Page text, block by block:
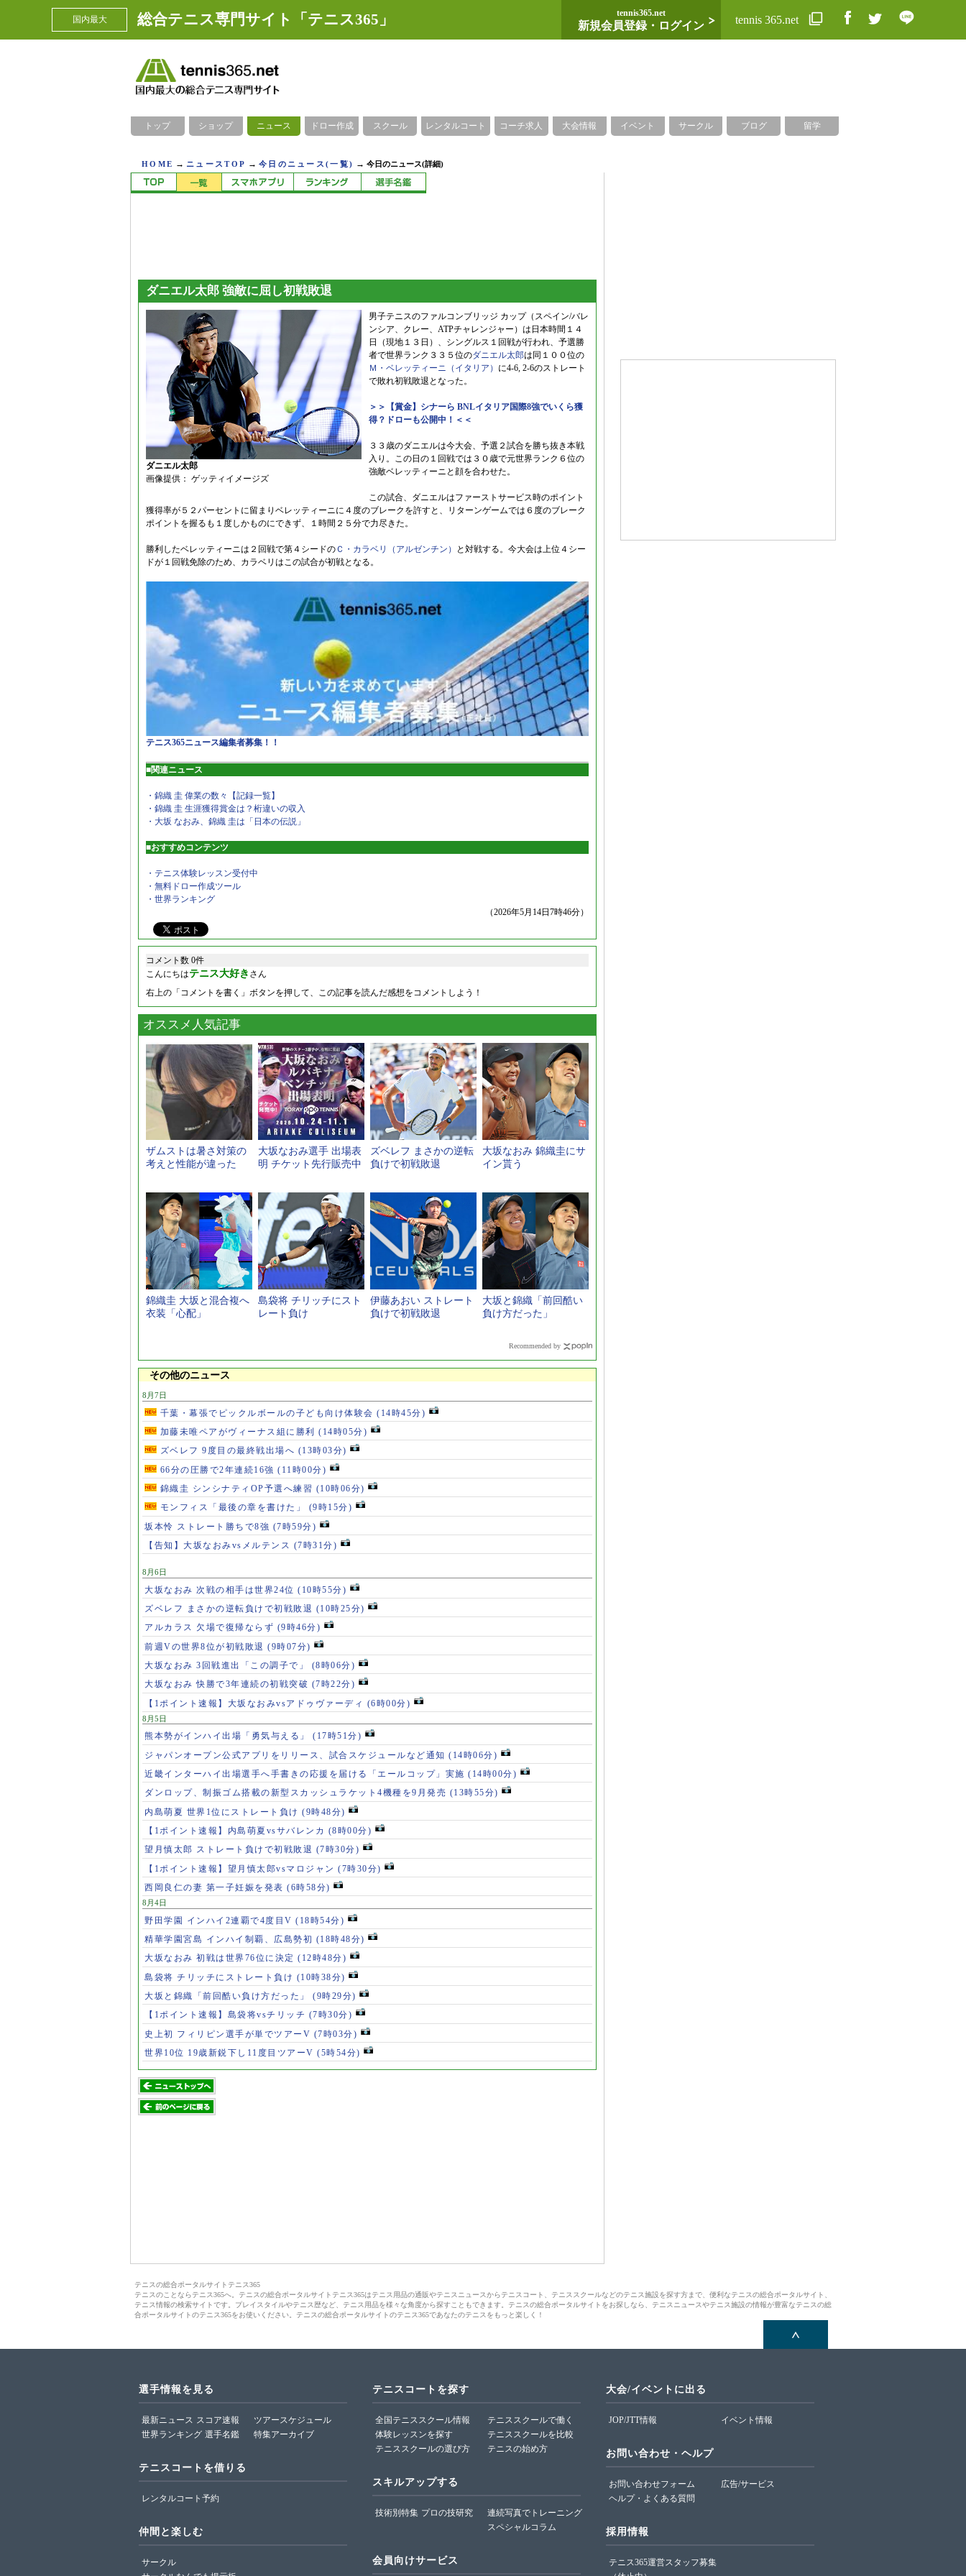
国内最大 総合テニス専門サイト「テニス365」 tennis365.net
新規会員登録・ログイン tennis 365.net
トップ ショップ ニュース ドロー作成 スクール レンタルコート コーチ求人 大会情報 イベント サークル ブログ 留学
HOME → ニュースTOP →今日のニュース(一覧) →今日のニュース(詳細)
ダニエル太郎 強敵に屈し初戦敗退
ダニエル太郎
画像提供： ゲッティイメージズ
男子テニスのファルコンブリッジ カップ（スペイン/バレ
ンシア、クレー、ATPチャレンジャー）は日本時間１４
日（現地１３日）、シングルス１回戦が行われ、予選勝
者で世界ランク３３５位のダニエル太郎は同１００位の
Ｍ・ベレッティーニ（イタリア） に4-6, 2-6のストレート
で敗れ初戦敗退となった。
＞＞【賞金】シナーら BNLイタリア国際8強でいくら獲
得？ドローも公開中！＜＜
３３歳のダニエルは今大会、予選２試合を勝ち抜き本戦
入り。この日の１回戦では３０歳で元世界ランク６位の
強敵ベレッティーニと顔を合わせた。
この試合、ダニエルはファーストサービス時のポイント
獲得率が５２パーセントに留まりベレッティーニに４度のブレークを許すと、リターンゲームでは６度のブレーク
ポイントを握るも１度しかものにできず、１時間２５分で力尽きた。
勝利したベレッティーニは２回戦で第４シードのＣ・カラベリ（アルゼンチン）
と対戦する。今大会は上位４シー
ドが１回戦免除のため、カラベリはこの試合が初戦となる。
テニス365ニュース編集者募集！！
■関連ニュース
・錦織 圭 偉業の数々【記録一覧】
・錦織 圭 生涯獲得賞金は？桁違いの収入
・大坂 なおみ、錦織 圭は「日本の伝説」
■おすすめコンテンツ
・テニス体験レッスン受付中
・無料ドロー作成ツール
・世界ランキング
（2026年5月14日7時46分）
コメント数 0件
こんにちはテニス大好き さん
右上の「コメントを書く」ボタンを押して、この記事を読んだ感想をコメントしよう！
オススメ人気記事
ザムストは暑さ対策の
考えと性能が違った
大坂なおみ選手 出場表
明 チケット先行販売中
ズベレフ まさかの逆転
負けで初戦敗退
大坂なおみ 錦織圭にサ
イン貰う
錦織圭 大坂と混合複へ
衣装「心配」
島袋将 チリッチにスト
レート負け
伊藤あおい ストレート
負けで初戦敗退
大坂と錦織「前回酷い
負け方だった」
Recommended by
その他のニュース
8月7日
千葉・幕張でピックルボールの子ども向け体験会 (14時45分)
加藤未唯ペアがヴィーナス組に勝利 (14時05分)
ズベレフ 9度目の最終戦出場へ (13時03分)
66分の圧勝で2年連続16強 (11時00分)
錦織圭 シンシナティOP予選へ練習 (10時06分)
モンフィス「最後の章を書けた」 (9時15分)
坂本怜 ストレート勝ちで8強 (7時59分)
【告知】大坂なおみvsメルテンス (7時31分)
8月6日
大坂なおみ 次戦の相手は世界24位 (10時55分)
ズベレフ まさかの逆転負けで初戦敗退 (10時25分)
アルカラス 欠場で復帰ならず (9時46分)
前週Vの世界8位が初戦敗退 (9時07分)
大坂なおみ 3回戦進出「この調子で」 (8時06分)
大坂なおみ 快勝で3年連続の初戦突破 (7時22分)
【1ポイント速報】大坂なおみvsアドゥヴァーディ (6時00分)
8月5日
熊本勢がインハイ出場「勇気与える」 (17時51分)
ジャパンオープン公式アプリをリリース、試合スケジュールなど通知 (14時06分)
近畿インターハイ出場選手へ手書きの応援を届ける「エールコップ」実施 (14時00分)
ダンロップ、制振ゴム搭載の新型スカッシュラケット4機種を9月発売 (13時55分)
内島萌夏 世界1位にストレート負け (9時48分)
【1ポイント速報】内島萌夏vsサバレンカ (8時00分)
望月慎太郎 ストレート負けで初戦敗退 (7時30分)
【1ポイント速報】望月慎太郎vsマロジャン (7時30分)
西岡良仁の妻 第一子妊娠を発表 (6時58分)
8月4日
野田学園 インハイ2連覇で4度目V (18時54分)
精華学園宮島 インハイ制覇、広島勢初 (18時48分)
大坂なおみ 初戦は世界76位に決定 (12時48分)
島袋将 チリッチにストレート負け (10時38分)
大坂と錦織「前回酷い負け方だった」 (9時29分)
【1ポイント速報】島袋将vsチリッチ (7時30分)
史上初 フィリピン選手が単でツアーV (7時03分)
世界10位 19歳新鋭下し11度目ツアーV (5時54分)
テニスの総合ポータルサイトテニス365
テニスのことならテニス365へ。テニスの総合ポータルサイトテニス365はテニス用品の通販やテニスニュースからテニスコート、テニススクールなどのテニス施設を探す方まで、便利なテニスの総合ポータルサイト、
テニス情報の検索サイトです。プレイスタイルやテニス歴など、テニス用品を様々な角度から探すこともできます。テニスの総合ポータルサイトをお探しなら、テニスニュースやテニス施設の情報が豊富なテニスの総
合ポータルサイトのテニス365をお使いください。テニスの総合ポータルサイトのテニス365であなたのテニスをもっと楽しく！
選手情報を見る
最新ニュース スコア速報
世界ランキング 選手名鑑
ツアースケジュール
特集アーカイブ
テニスコートを借りる
レンタルコート予約
仲間と楽しむ
サークル
テニスコートを探す
全国テニススクール情報
体験レッスンを探す
テニススクールの選び方
テニススクールで働く
テニススクールを比較
テニスの始め方
スキルアップする
技術別特集 プロの技研究
連続写真でトレーニング
スペシャルコラム
会員向けサービス
大会/イベントに出る
JOP/JTT情報 イベント情報
お問い合わせ・ヘルプ
お問い合わせフォーム
ヘルプ・よくある質問
広告/サービス
採用情報
テニス365運営スタッフ募集